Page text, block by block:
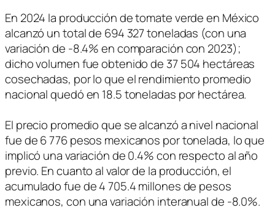
En 2024 la producción de tomate verde en México
alcanzó un total de 694 327 toneladas (con una
variación de -8.4% en comparación con 2023);
dicho volumen fue obtenido de 37 504 hectáreas
cosechadas, por lo que el rendimiento promedio
nacional quedó en 18.5 toneladas por hectárea.
El precio promedio que se alcanzó a nivel nacional
fue de 6 776 pesos mexicanos por tonelada, lo que
implicó una variación de 0.4% con respecto al año
previo. En cuanto al valor de la producción, el
acumulado fue de 4 705.4 millones de pesos
mexicanos, con una variación interanual de -8.0%.